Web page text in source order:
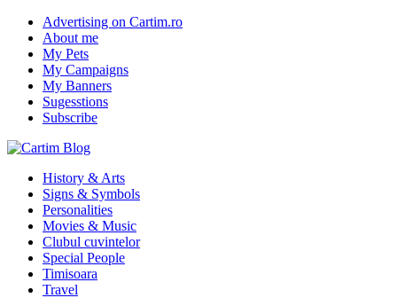
Advertising on Cartim.ro
About me
My Pets
My Campaigns
My Banners
Sugesstions
Subscribe
History & Arts
Signs & Symbols
Personalities
Movies & Music
Clubul cuvintelor
Special People
Timisoara
Travel